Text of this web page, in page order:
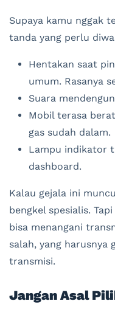
Supaya kamu nggak
tanda yang perlu
Hentakan saat
umum. Rasanya
Suara
Mobil terasa
gas sudah dalam.
Lampu indikator
dashboard.
Kalau gejala ini
bengkel spesialis.
bisa menangani
salah, yang
transmisi.
Jangan Asal